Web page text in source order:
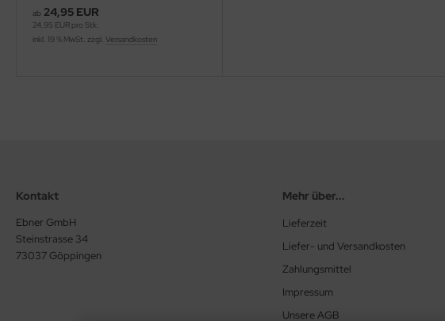
ab 24,95 EUR
24,95 EUR pro Stk.
inkl. 19 % MwSt. zzgl. Versandkosten
Kontakt
Ebner GmbH
Steinstrasse 34
73037 Göppingen
Mehr über...
Lieferzeit
Liefer- und Versandkosten
Zahlungsmittel
Impressum
Unsere AGB